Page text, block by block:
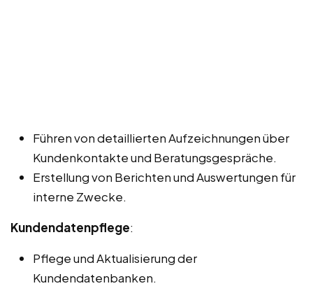
Führen von detaillierten Aufzeichnungen über
Kundenkontakte und Beratungsgespräche.
Erstellung von Berichten und Auswertungen für
interne Zwecke.
Kundendatenpflege:
Pflege und Aktualisierung der
Kundendatenbanken.